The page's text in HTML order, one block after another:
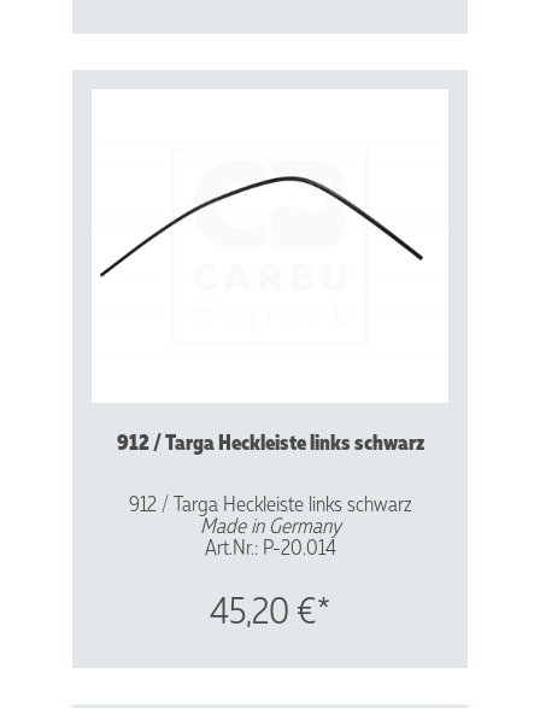
912 / Targa Heckleiste links schwarz
912 / Targa Heckleiste links schwarz
Made in Germany
Art.Nr.: P-20.014
45,20 €*